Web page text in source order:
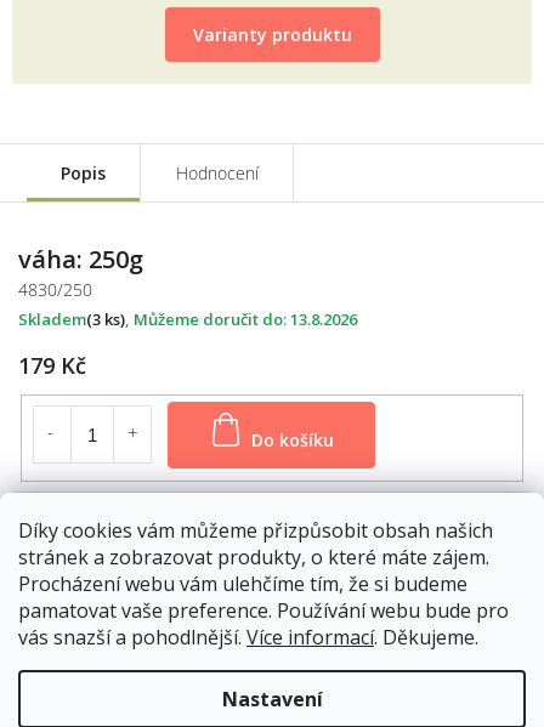
Díky cookies vám můžeme přizpůsobit obsah našich
stránek a zobrazovat produkty, o které máte zájem.
Procházení webu vám ulehčíme tím, že si budeme
pamatovat vaše preference. Používání webu bude pro
vás snazší a pohodlnější. Více informací. Děkujeme.
Nastavení
Měrná
cena:
Varianty produktu
Popis Hodnocení
váha: 250g
4830/250
179 Kč
Do košíku
Skladem(3 ks) 13.8.2026
Senzorické hodnocení
V této kávě se projevuje průměrná sladkost, která je
doprovázena mírnou hořkostí a vysokou kyselostí. Příchuť kávy
je charakterizována tóny čokolády a květin, čímž vzniká
kombinace bohatá na chuťové nuance. Intenzita chuti je vysoká,
což poskytuje silný a výrazný zážitek. Tělo kávy je plné, což
dodává dojem sytosti a robustnosti.